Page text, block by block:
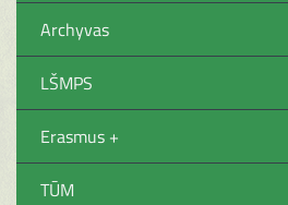
Archyvas
LŠMPS
Erasmus +
TŪM